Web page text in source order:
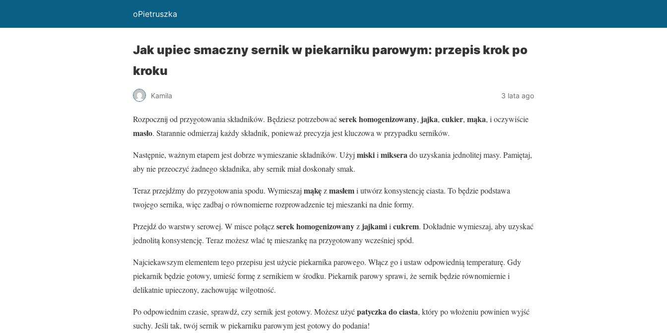
oPietruszka
Jak upiec smaczny sernik w piekarniku parowym: przepis krok po
kroku
Kamila 3 lata ago
Rozpocznij od przygotowania składników. Będziesz potrzebowaćserek homogenizowany, jajka, cukier, mąka, i oczywiście
masło. Starannie odmierzaj każdy składnik, ponieważ precyzja jest kluczowa w przypadku serników.
Następnie, ważnym etapem jest dobrze wymieszanie składników. Użyj miskii mikserado uzyskania jednolitej masy. Pamiętaj,
aby nie przeoczyć żadnego składnika, aby sernik miał doskonały smak.
Teraz przejdźmy do przygotowania spodu. Wymieszaj mąkęzmasłemi utwórz konsystencję ciasta. To będzie podstawa
twojego sernika, więc zadbaj o równomierne rozprowadzenie tej mieszanki na dnie formy.
Przejdź do warstwy serowej. W misce połączserek homogenizowanyz jajkamii cukrem. Dokładnie wymieszaj, aby uzyskać
jednolitą konsystencję. Teraz możesz wlać tę mieszankę na przygotowany wcześniej spód.
Najciekawszym elementem tego przepisu jest użycie piekarnika parowego. Włącz go i ustaw odpowiednią temperaturę. Gdy
piekarnik będzie gotowy, umieść formę z sernikiem w środku. Piekarnik parowy sprawi, że sernik będzie równomiernie i
delikatnie upieczony, zachowując wilgotność.
Po odpowiednim czasie, sprawdź, czy sernik jest gotowy. Możesz użyćpatyczka do ciasta, który po włożeniu powinien wyjść
suchy. Jeśli tak, twój sernik w piekarniku parowym jest gotowy do podania!